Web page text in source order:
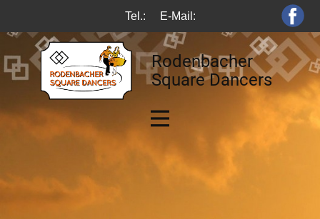
Tel.: E-Mail:
Rodenbacher
Square Dancers